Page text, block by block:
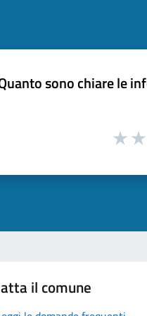
sono chiare le
il comune